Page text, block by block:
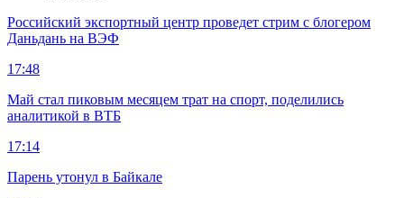
Российский экспортный центр проведет стрим с блогером
Даньдань на ВЭФ
17:48
Май стал пиковым месяцем трат на спорт, поделились
аналитикой в ВТБ
17:14
Парень утонул в Байкале